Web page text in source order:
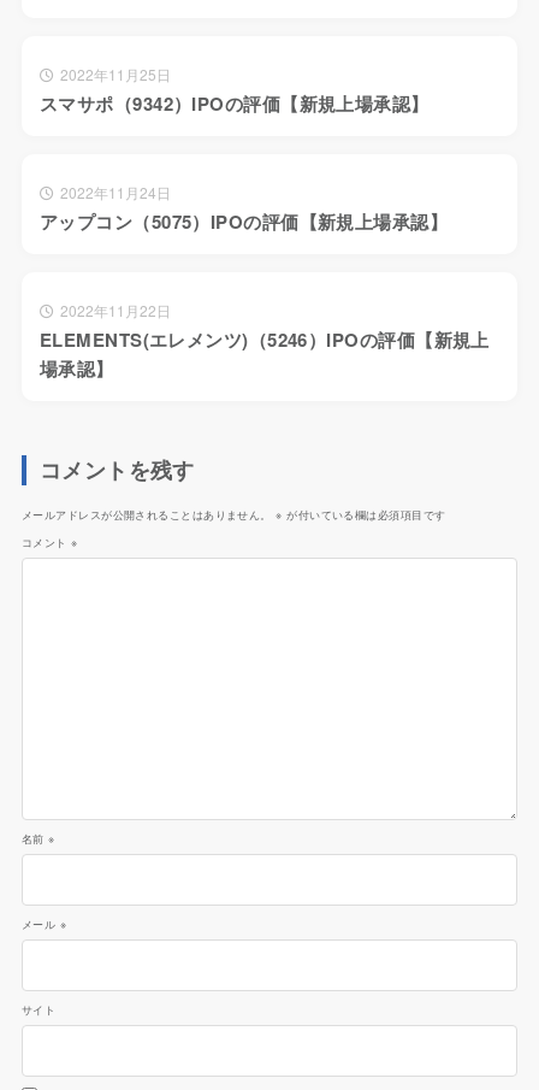
2022年11月25日
スマサポ（9342）IPOの評価【新規上場承認】
2022年11月24日
アップコン（5075）IPOの評価【新規上場承認】
2022年11月22日
ELEMENTS(エレメンツ)（5246）IPOの評価【新規上
場承認】
コメントを残す
メールアドレスが公開されることはありません。 ※ が付いている欄は必須項目です
コメント※
名前※
メール ※
サイト